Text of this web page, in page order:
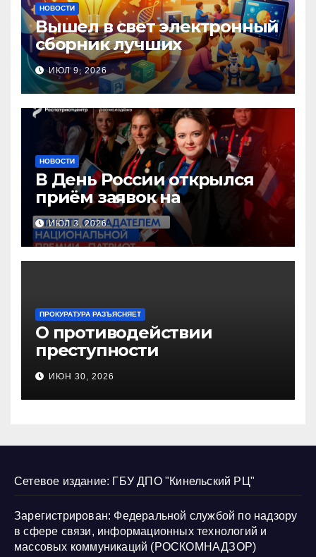
НОВОСТИ
Вышел в свет электронный
сборник лучших
инновационных практик
педагогов дошкольного
образования!
ИЮЛ 9, 2026
НОВОСТИ
В День России открылся
приём заявок на
Национальную премию
«Патриот»
ИЮЛ 3, 2026
ПРОКУРАТУРА РАЗЪЯСНЯЕТ
О противодействии
преступности
несовершеннолетних и
нарушению их прав
ИЮН 30, 2026
Сетевое издание: ГБУ ДПО "Кинельский РЦ"
Зарегистрирован: Федеральной службой по надзору
в сфере связи, информационных технологий и
массовых коммуникаций (РОСКОМНАДЗОР)